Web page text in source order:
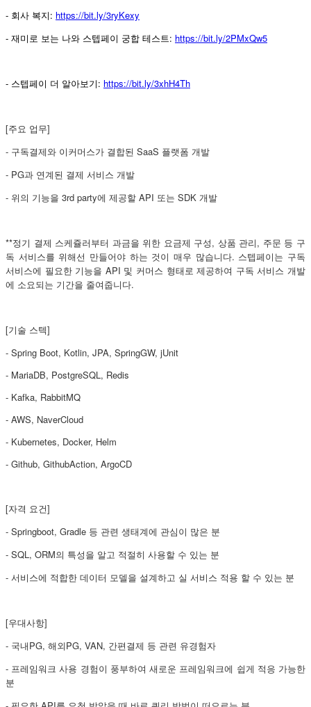
- 회사 복지: https://bit.ly/3ryKexy
- 재미로 보는 나와 스텝페이 궁합 테스트: https://bit.ly/2PMxQw5
- 스텝페이 더 알아보기 : https://bit.ly/3xhH4Th
[주요 업무]
- 구독결제와 이커머스가 결합된 SaaS 플랫폼 개발
- PG과 연계된 결제 서비스 개발
- 위의 기능을 3rd party에 제공할 API 또는 SDK 개발
**정기 결제 스케쥴러부터 과금을 위한 요금제 구성, 상품 관리, 주문 등 구
독 서비스를 위해선 만들어야 하는 것이 매우 많습니다. 스텝페이는 구독
서비스에 필요한 기능을 API 및 커머스 형태로 제공하여 구독 서비스 개발
에 소요되는 기간을 줄여줍니다.
[기술 스텍]
- Spring Boot, Kotlin, JPA, SpringGW, jUnit
- MariaDB, PostgreSQL, Redis
- Kafka, RabbitMQ
- AWS, NaverCloud
- Kubernetes, Docker, Helm
- Github, GithubAction, ArgoCD
[자격 요건]
- Springboot, Gradle 등 관련 생태계에 관심이 많은 분
- SQL, ORM의 특성을 알고 적절히 사용할 수 있는 분
- 서비스에 적합한 데이터 모델을 설계하고 실 서비스 적용 할 수 있는 분
[우대사항]
- 국내PG, 해외PG, VAN, 간편결제 등 관련 유경험자
- 프레임워크 사용 경험이 풍부하여 새로운 프레임워크에 쉽게 적응 가능한
분